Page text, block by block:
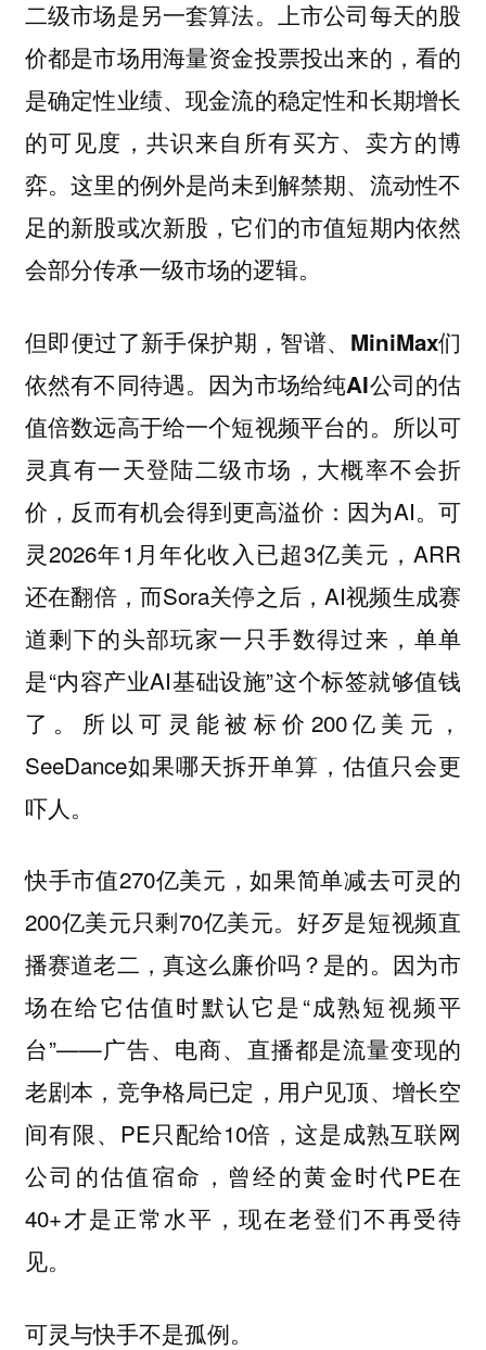
二级市场是另一套算法。上市公司每天的股
价都是市场用海量资金投票投出来的，看的
是确定性业绩、现金流的稳定性和长期增长
的可见度，共识来自所有买方、卖方的博
弈。这里的例外是尚未到解禁期、流动性不
足的新股或次新股，它们的市值短期内依然
会部分传承一级市场的逻辑。
但即便过了新手保护期，智谱、MiniMax们
依然有不同待遇。因为市场给纯AI公司的估
值倍数远高于给一个短视频平台的。 所以可
灵真有一天登陆二级市场，大概率不会折
价，反而有机会得到更高溢价：因为AI。可
灵2026年1月年化收入已超3亿美元，ARR
还在翻倍，而Sora关停之后，AI视频生成赛
道剩下的头部玩家一只手数得过来，单单
是“内容产业AI基础设施”这个标签就够值钱
了。所以可灵能被标价200亿美元，
SeeDance如果哪天拆开单算，估值只会更
吓人。
快手市值270亿美元，如果简单减去可灵的
200亿美元只剩70亿美元。好歹是短视频直
播赛道老二，真这么廉价吗？是的。因为市
场在给它估值时默认它是“成熟短视频平
台”——广告、电商、直播都是流量变现的
老剧本，竞争格局已定，用户见顶、增长空
间有限、PE只配给10倍，这是成熟互联网
公司的估值宿命，曾经的黄金时代PE在
40+才是正常水平，现在老登们不再受待
见。
可灵与快手不是孤例。